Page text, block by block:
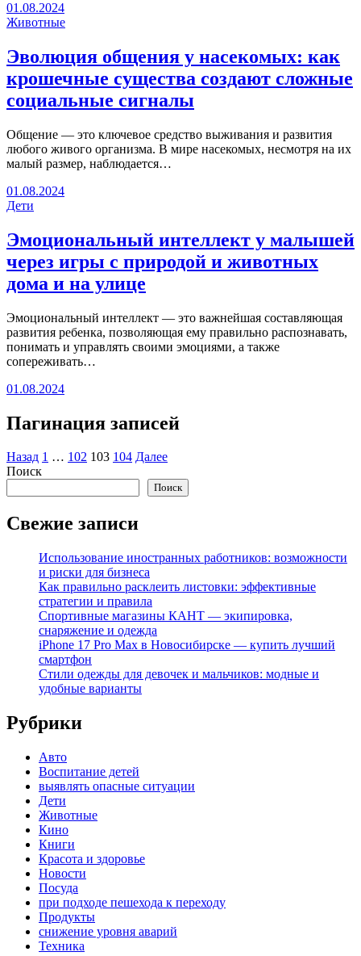
01.08.2024
Животные
Эволюция общения у насекомых: как
крошечные существа создают сложные
социальные сигналы
Общение — это ключевое средство выживания и развития
любого живого организма. В мире насекомых, несмотря на их
малый размер, наблюдается…
01.08.2024
Дети
Эмоциональный интеллект у малышей
через игры с природой и животных
дома и на улице
Эмоциональный интеллект — это важнейшая составляющая
развития ребенка, позволяющая ему правильно распознавать,
понимать и управлять своими эмоциями, а также
сопереживать…
01.08.2024
Пагинация записей
Назад 1 … 102 103 104 Далее
Поиск
Поиск
Свежие записи
Использование иностранных работников: возможности
и риски для бизнеса
Как правильно расклеить листовки: эффективные
стратегии и правила
Спортивные магазины КАНТ — экипировка,
снаряжение и одежда
iPhone 17 Pro Max в Новосибирске — купить лучший
смартфон
Стили одежды для девочек и мальчиков: модные и
удобные варианты
Рубрики
Авто
Воспитание детей
выявлять опасные ситуации
Дети
Животные
Кино
Книги
Красота и здоровье
Новости
Посуда
при подходе пешехода к переходу
Продукты
снижение уровня аварий
Техника